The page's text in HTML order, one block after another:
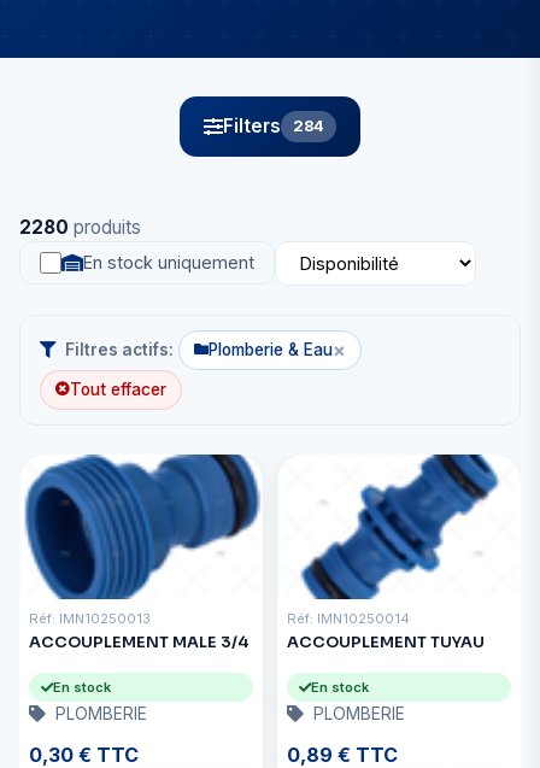
Filters 284
2280 produits
En stock uniquement
Filtres actifs: Plomberie & Eau×
Tout effacer
Réf: IMN10250013
ACCOUPLEMENT MALE 3/4
En stock
PLOMBERIE
0,30 € TTC
Réf: IMN10250014
ACCOUPLEMENT TUYAU
En stock
PLOMBERIE
0,89 € TTC